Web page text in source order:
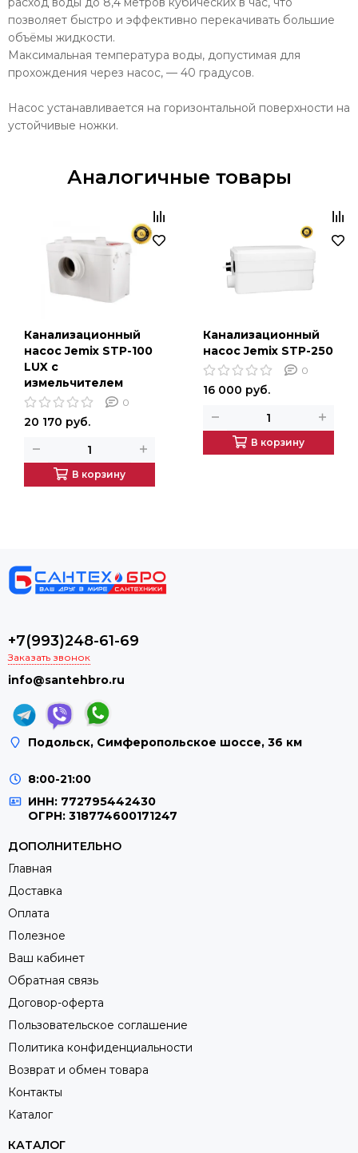
позволяет быстро и эффективно перекачивать большие
объёмы жидкости.
Максимальная температура воды, допустимая для
прохождения через насос, — 40 градусов.
Насос устанавливается на горизонтальной поверхности на
устойчивые ножки.
Аналогичные товары
Канализационный
насос Jemix STP-100
LUX с
измельчителем
0
20 170 руб.
В корзину
Канализационный
насос Jemix STP-250
0
16 000 руб.
В корзину
+7(993)248-61-69
Заказать звонок
info@santehbro.ru
Подольск, Симферопольское шоссе, 36 км
8:00-21:00
ИНН: 772795442430
ОГРН: 318774600171247
ДОПОЛНИТЕЛЬНО
Главная
Доставка
Оплата
Полезное
Ваш кабинет
Обратная связь
Договор-оферта
Пользовательское соглашение
Политика конфиденциальности
Возврат и обмен товара
Контакты
Каталог
КАТАЛОГ